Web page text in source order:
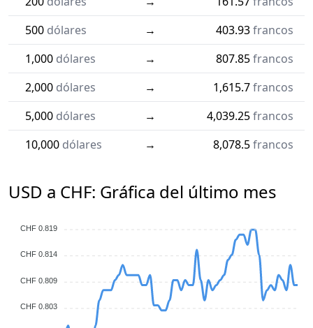
500 dólares → 403.93francos
1,000 dólares → 807.85francos
2,000 dólares → 1,615.7francos
5,000 dólares → 4,039.25francos
10,000 dólares → 8,078.5francos
USD a CHF: Gráfica del último mes
CHF 0.819
CHF 0.814
CHF 0.809
CHF 0.803